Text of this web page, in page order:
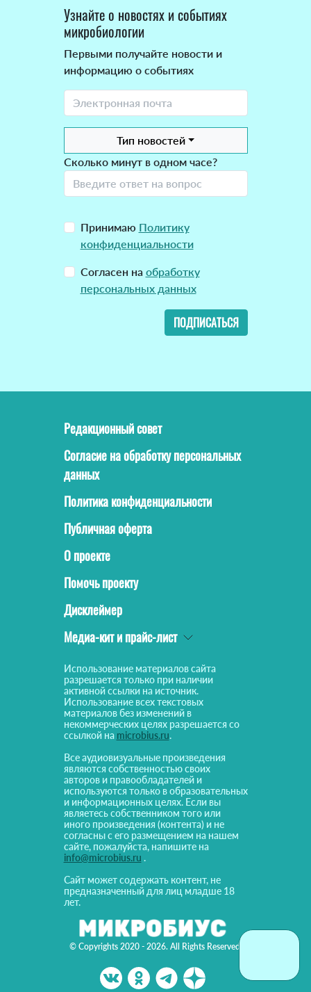
Узнайте о новостях и событиях
микробиологии
Первыми получайте новости и
информацию о событиях
Тип новостей
Сколько минут в одном часе?
Принимаю Политику
конфиденциальности
Согласен на обработку
персональных данных
ПОДПИСАТЬСЯ
© Copyrights 2020 - 2026. All Rights Reserved!
Редакционный совет
Согласие на обработку персональных
данных
Политика конфиденциальности
Публичная оферта
О проекте
Помочь проекту
Дисклеймер
Медиа-кит и прайс-лист
Использование материалов сайта
разрешается только при наличии
активной ссылки на источник.
Использование всех текстовых
материалов без изменений в
некоммерческих целях разрешается со
ссылкой на microbius.ru.
Все аудиовизуальные произведения
являются собственностью своих
авторов и правообладателей и
используются только в образовательных
и информационных целях. Если вы
являетесь собственником того или
иного произведения (контента) и не
согласны с его размещением на нашем
сайте, пожалуйста, напишите на
info@microbius.ru .
Сайт может содержать контент, не
предназначенный для лиц младше 18
лет.